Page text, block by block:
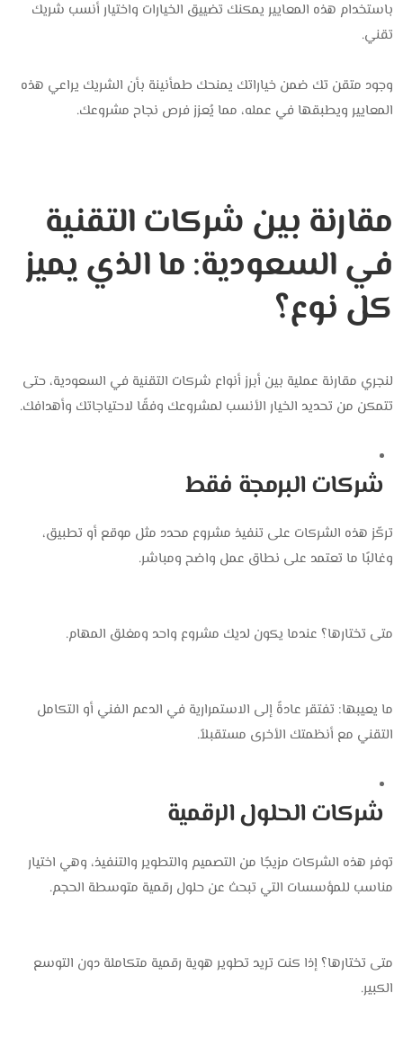
باستخدام هذه المعايير يمكنك تضييق الخيارات واختيار أنسب شريك
تقني.
وجود ‎متقن تك‎ ضمن خياراتك يمنحك طمأنينة بأن الشريك يراعي هذه
المعايير ويطبقها في عمله، مما يُعزز فرص نجاح مشروعك.
مقارنة بين شركات التقنية
في السعودية: ما الذي يميز
كل نوع؟
لنجري مقارنة عملية بين أبرز أنواع شركات التقنية في السعودية، حتى
تتمكن من تحديد الخيار الأنسب لمشروعك وفقًا لاحتياجاتك وأهدافك.
شركات البرمجة فقط
تركّز هذه الشركات على تنفيذ مشروع محدد مثل موقع أو تطبيق،
وغالبًا ما تعتمد على نطاق عمل واضح ومباشر.
متى تختارها؟ عندما يكون لديك مشروع واحد ومغلق المهام.
ما يعيبها: تفتقر عادةً إلى الاستمرارية في الدعم الفني أو التكامل
التقني مع أنظمتك الأخرى مستقبلاً.
شركات الحلول الرقمية
توفر هذه الشركات مزيجًا من التصميم والتطوير والتنفيذ، وهي اختيار
مناسب للمؤسسات التي تبحث عن حلول رقمية متوسطة الحجم.
متى تختارها؟ إذا كنت تريد تطوير هوية رقمية متكاملة دون التوسع
الكبير.